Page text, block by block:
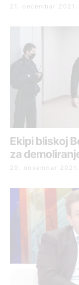
21. decembar 2021.
Ekipi bliskoj
za
29. novembar 2021.